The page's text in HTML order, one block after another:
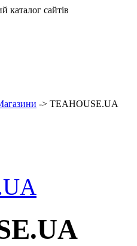
каталог сайтів
-> TEAHOUSE.UA